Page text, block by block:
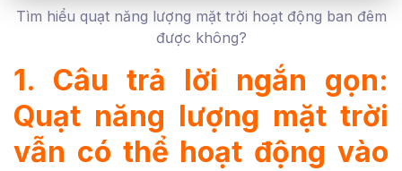
Tìm hiểu quạt năng lượng mặt trời hoạt động ban đêm
được không?
1. Câu trả lời ngắn gọn:
Quạt năng lượng mặt trời
vẫn có thể hoạt động vào